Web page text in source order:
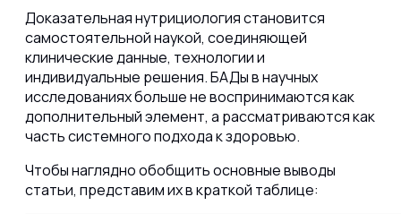
Доказательная нутрициология становится
самостоятельной наукой, соединяющей
клинические данные, технологии и
индивидуальные решения. БАДы в научных
исследованиях больше не воспринимаются как
дополнительный элемент, а рассматриваются как
часть системного подхода к здоровью.
Чтобы наглядно обобщить основные выводы
статьи, представим их в краткой таблице: